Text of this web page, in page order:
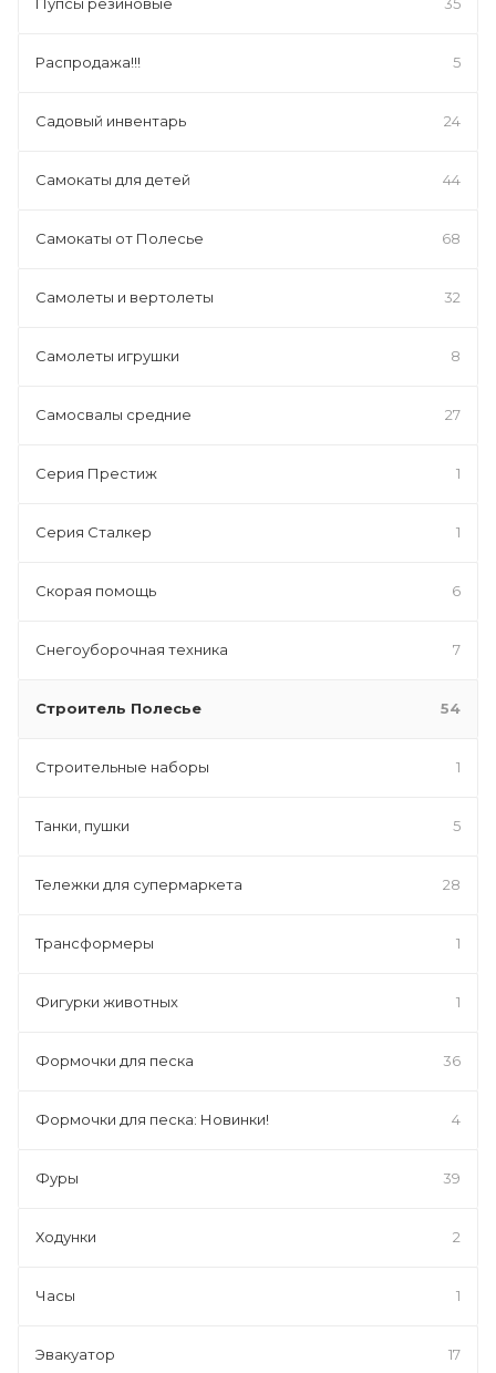
Распродажа!!! 5
Садовый инвентарь 24
Самокаты для детей 44
Самокаты от Полесье 68
Самолеты и вертолеты 32
Самолеты игрушки 8
Самосвалы средние 27
Серия Престиж 1
Серия Сталкер 1
Скорая помощь 6
Снегоуборочная техника 7
Строитель Полесье 54
Строительные наборы 1
Танки, пушки 5
Тележки для супермаркета 28
Трансформеры 1
Фигурки животных 1
Формочки для песка 36
Формочки для песка: Новинки! 4
Фуры 39
Ходунки 2
Часы 1
Эвакуатор 17